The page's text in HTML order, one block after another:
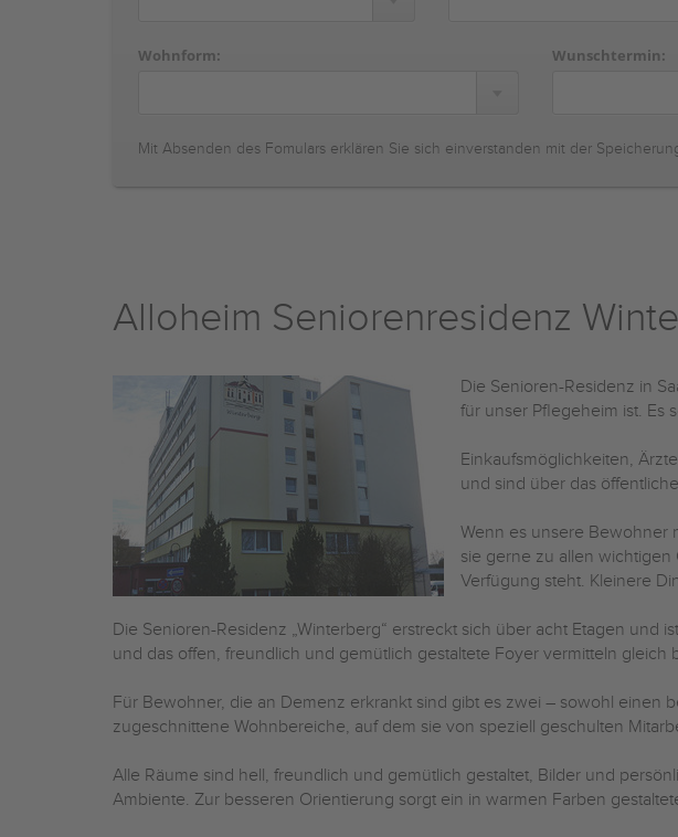
Wohnform: Wunschtermin:
Mit Absenden des Fomulars erklären Sie sich einverstanden mit der
Alloheim Seniorenresidenz
Die Senioren-Residenz in
für unser Pflegeheim ist. Es
Einkaufsmöglichkeiten,
und sind über das
Wenn es unsere Bewohner
sie gerne zu allen
Verfügung steht. Kleinere
Die Senioren-Residenz „Winterberg“ erstreckt sich über acht Etagen
und das offen, freundlich und gemütlich gestaltete Foyer vermitteln
Für Bewohner, die an Demenz erkrankt sind gibt es zwei – sowohl
zugeschnittene Wohnbereiche, auf dem sie von speziell geschulten
Alle Räume sind hell, freundlich und gemütlich gestaltet, Bilder und
Ambiente. Zur besseren Orientierung sorgt ein in warmen Farben